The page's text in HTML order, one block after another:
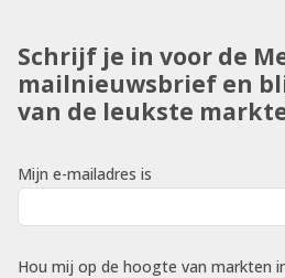
Schrijf je in voor de
mailnieuwsbrief en
van de leukste
Mijn e-mailadres is
Hou mij op de hoogte van markten